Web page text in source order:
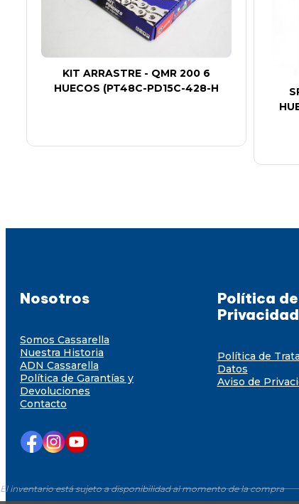
El inventario está sujeto a disponibilidad al momento de la compra
KIT ARRASTRE - QMR 200 6
HUECOS (PT48C-PD15C-428-H
Nosotros
Somos Cassarella
Nuestra Historia
ADN Cassarella
Política de Garantías y
Devoluciones
Contacto
Política de
Privacidad
Política de
Datos
Aviso de